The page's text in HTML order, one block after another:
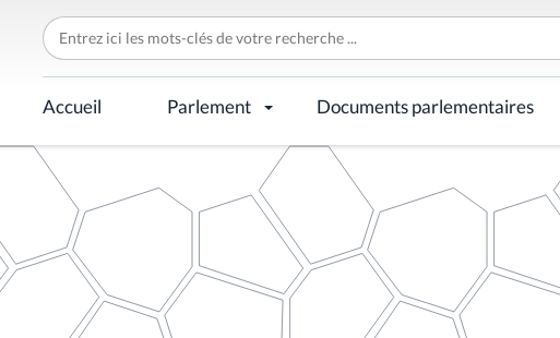
C
h
e
r
c
h
r
p
Accueil Parlement Documents parlementaires